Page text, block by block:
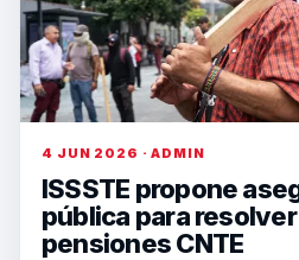
4 JUN 2026 · ADMIN
ISSSTE propone
pública para
pensiones CNTE